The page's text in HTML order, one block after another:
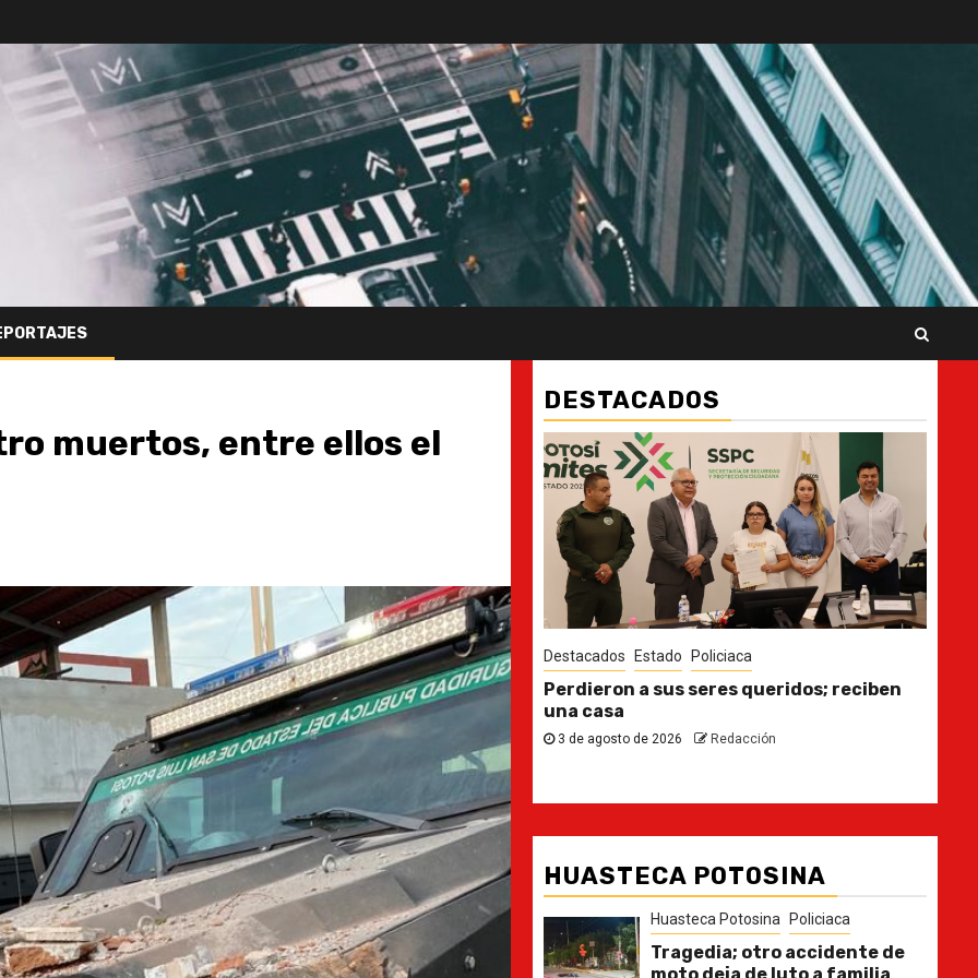
muertos, entre ellos el
DESTACADOS
impacto
Destacados Estado Policiaca
Perdieron a sus seres queridos; reciben
una casa
3 de agosto de 2026 Redacción
Destacados Estado
Ya casi, el quinto informe del Gobernador
30 de julio de 2026
HUASTECA POTOSINA
Huasteca Potosina Policiaca
Tragedia; otro accidente de